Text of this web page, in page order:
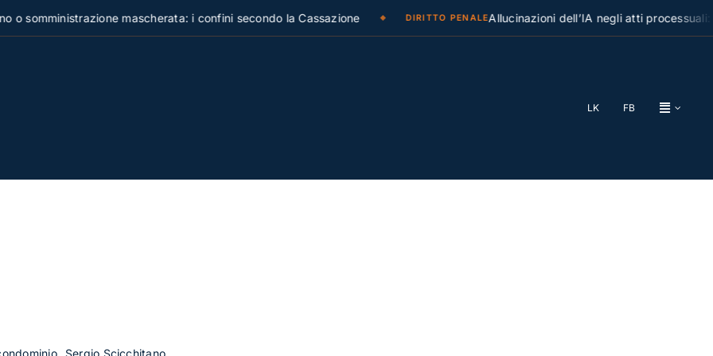
mascherata: i confini secondo la Cassazione DIRITTO PENALEAllucinazioni dell’IA negli atti processuali: la
LK FB
Sergio Scicchitano